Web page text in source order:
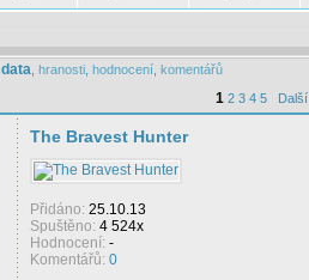
data hranosti, hodnocení, komentářů
1 2 3 4 5 Další
The Bravest Hunter
Přidáno: 25.10.13
Spuštěno: 4 524x
Hodnocení: -
Komentářů: 0